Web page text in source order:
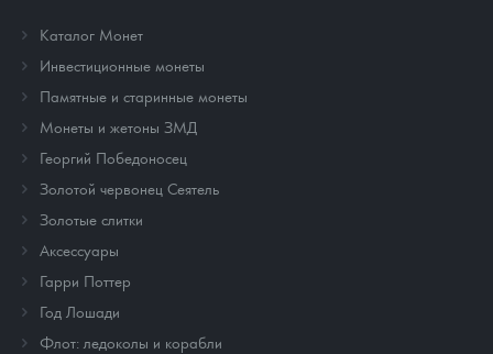
Каталог Монет
Инвестиционные монеты
Памятные и старинные монеты
Монеты и жетоны ЗМД
Георгий Победоносец
Золотой червонец Сеятель
Золотые слитки
Аксессуары
Гарри Поттер
Год Лошади
Флот: ледоколы и корабли